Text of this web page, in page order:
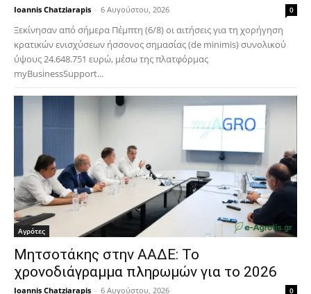
Ioannis Chatziarapis - 6 Αυγούστου, 2026 0
Ξεκίνησαν από σήμερα Πέμπτη (6/8) οι αιτήσεις για τη χορήγηση
κρατικών ενισχύσεων ήσσονος σημασίας (de minimis) συνολικού
ύψους 24.648.751 ευρώ, μέσω της πλατφόρμας
myBusinessSupport...
Αγρότες
Μητσοτάκης στην ΑΑΔΕ: Το
χρονοδιάγραμμα πληρωμών για το 2026
Ioannis Chatziarapis - 6 Αυγούστου, 2026 0